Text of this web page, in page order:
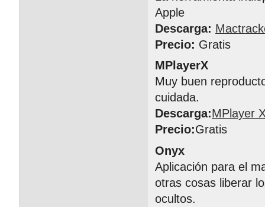
Apple
Descarga:
Precio: Gratis
MPlayerX
Muy buen
cuidada.
Descarga:MPlayer
Precio:Gratis
Onyx
Aplicación para el
otras cosas liberar
ocultos.